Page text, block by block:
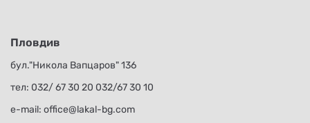
Пловдив
бул."Никола Вапцаров" 136
тел: 032/ 67 30 20 032/67 30 10
е-mail: office@lakal-bg.com